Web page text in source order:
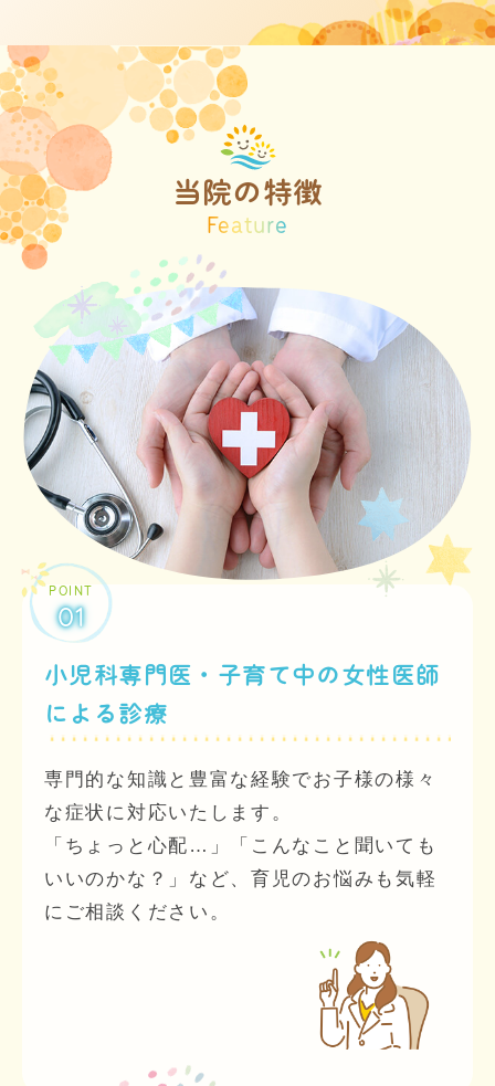
当院の特徴
Feature
POINT
01
小児科専門医・子育て中の女性医師
による診療
専門的な知識と豊富な経験でお子様の様々
な症状に対応いたします。
「ちょっと心配…」「こんなこと聞いても
いいのかな？」など、育児のお悩みも気軽
にご相談ください。